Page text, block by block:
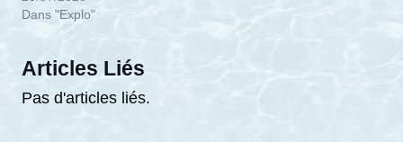
Dans "Explo"
Articles Liés
Pas d'articles liés.